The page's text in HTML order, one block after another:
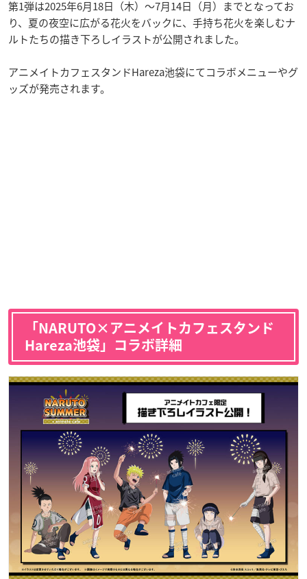
第1弾は2025年6月18日（木）〜7月14日（月）までとなってお
り、夏の夜空に広がる花火をバックに、手持ち花火を楽しむナ
ルトたちの描き下ろしイラストが公開されました。
アニメイトカフェスタンドHareza池袋にてコラボメニューやグ
ッズが発売されます。
「NARUTO×アニメイトカフェスタンド
Hareza池袋」コラボ詳細